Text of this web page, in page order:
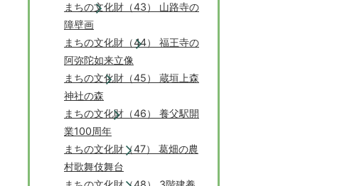
まちの文化財（43） 山路寺の
障壁画
まちの文化財（44） 福王寺の
阿弥陀如来立像
まちの文化財（45） 蔵垣上森
神社の森
まちの文化財（46） 養父駅開
業100周年
まちの文化財（47） 葛畑の農
村歌舞伎舞台